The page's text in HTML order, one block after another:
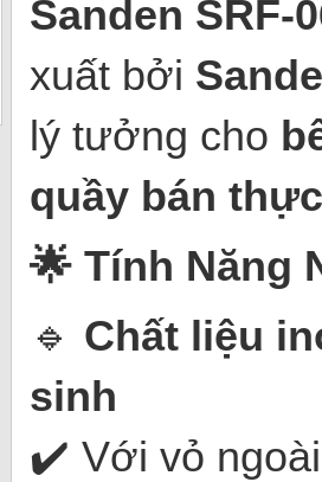
Sanden SRF-
xuất bởi
lý tưởng cho
quầy bán
🌟 Tính Năng
🔹 Chất liệu
sinh
✔️ Với vỏ